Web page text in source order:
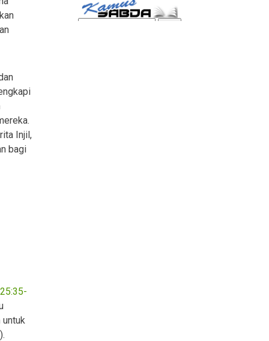
Injil,
bagi
untuk
).